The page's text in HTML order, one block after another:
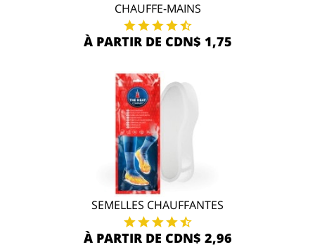
CHAUFFE-MAINS
À PARTIR DE CDN$ 1,75
SEMELLES CHAUFFANTES
À PARTIR DE CDN$ 2,96